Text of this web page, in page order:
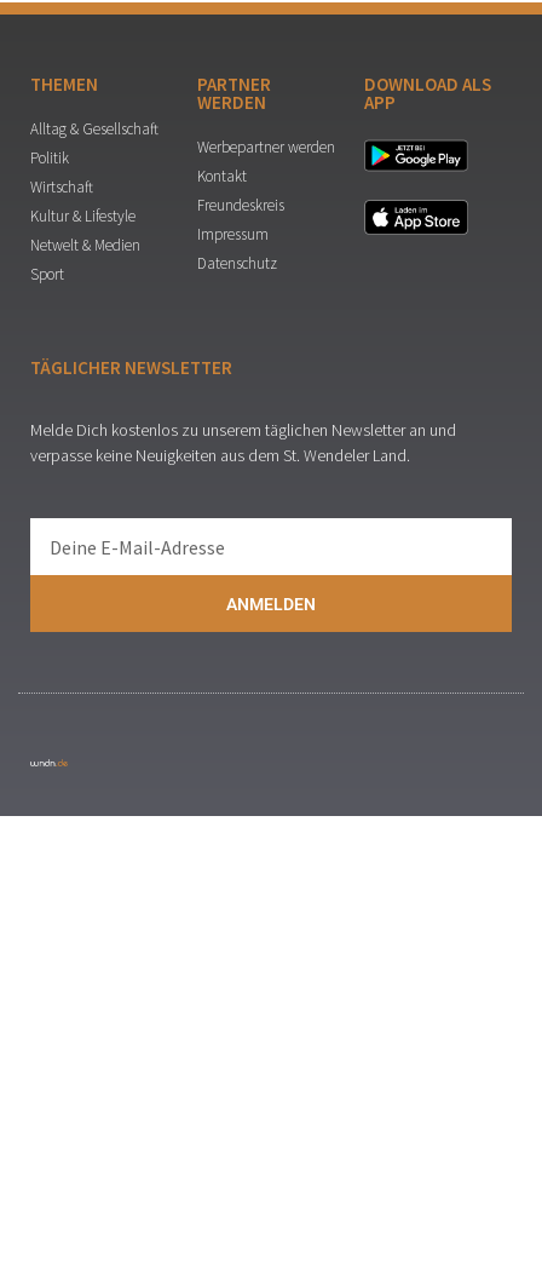
THEMEN
Alltag & Gesellschaft
Politik
Wirtschaft
Kultur & Lifestyle
Netwelt & Medien
Sport
PARTNER
WERDEN
Werbepartner werden
Kontakt
Freundeskreis
Impressum
Datenschutz
DOWNLOAD ALS
APP
TÄGLICHER NEWSLETTER
Melde Dich kostenlos zu unserem täglichen Newsletter an und
verpasse keine Neuigkeiten aus dem St. Wendeler Land.
ANMELDEN